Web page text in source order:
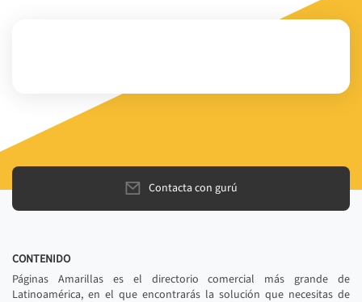
Contacta con gurú
CONTENIDO
Páginas Amarillas es el directorio comercial más grande de
Latinoamérica, en el que encontrarás la solución que necesitas de